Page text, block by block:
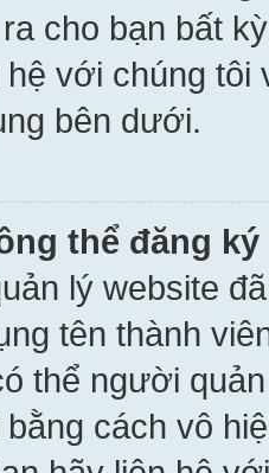
cho bạn bất
với chúng
bên dưới.
thể đăng
lý website
tên thành
thể người
cách vô